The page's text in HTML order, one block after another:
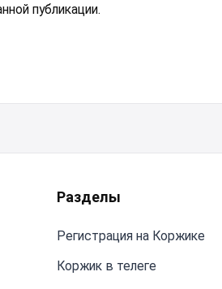
публикации.
Разделы
Регистрация на Коржике
Коржик в телеге